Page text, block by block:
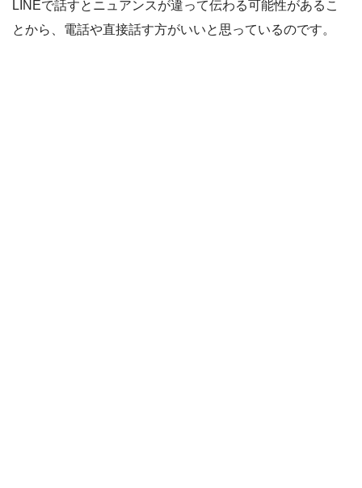
LINEで話すとニュアンスが違って伝わる可能性があるこ
とから、電話や直接話す方がいいと思っているのです。